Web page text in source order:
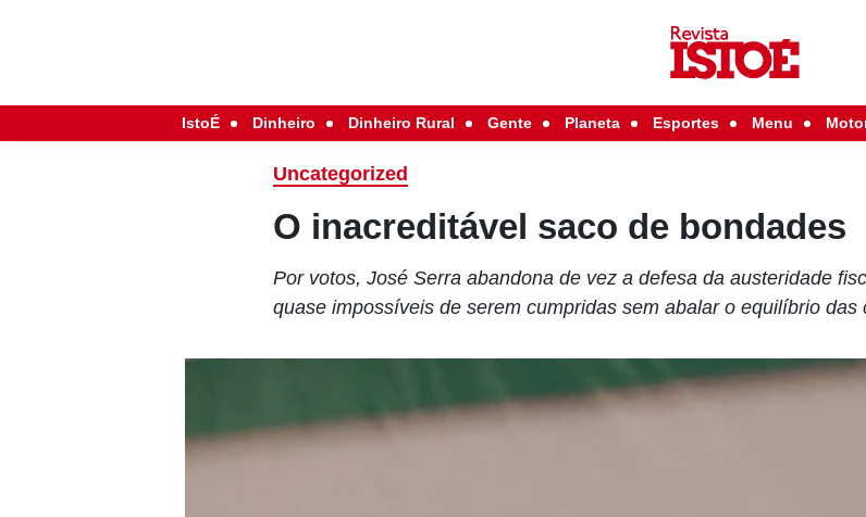
IstoÉ Dinheiro Dinheiro Rural Gente Planeta Esportes Menu
Uncategorized
O inacreditável saco de bondades
Por votos, José Serra abandona de vez a defesa da austeridade
quase impossíveis de serem cumpridas sem abalar o equilíbrio das